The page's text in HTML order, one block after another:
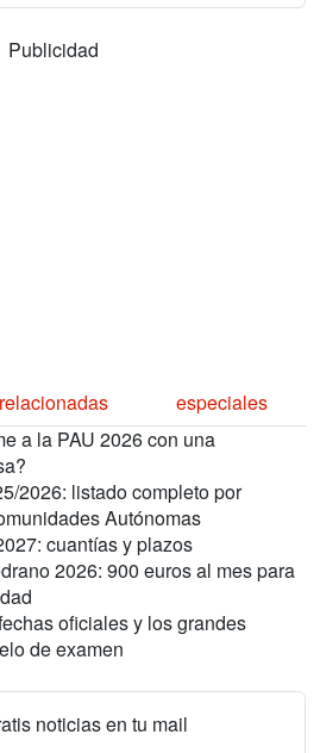
Publicidad
relacionadas
especiales
a la PAU 2026 con una
2026: listado completo por
Autónomas
cuantías y plazos
2026: 900 euros al mes para
oficiales y los grandes
de examen
noticias en tu mail